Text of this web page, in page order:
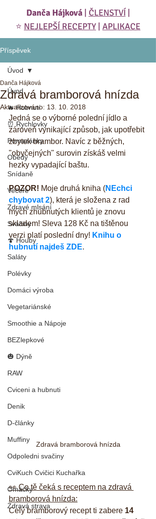
Danča Hájková| ČLENSTVÍ
⭐️ NEJLEPŠÍ RECEPTY APLIKACE
Příspěvek
Úvod
🔥 Hubnutí
⏰ Rychlovky
Pomazánky
Obědy
Snídaně
Večeře
Zdravé mlsání
Svačiny
🍄 Houby
Saláty
Polévky
Domáci výroba
Vegetariánské
Smoothie a Nápoje
BEZlepkové
🎃 Dýně
RAW
Cviceni a hubnuti
Denik
D-články
Muffiny
Odpoledni svačiny
CviKuch Cvičici Kuchařka
Omáčky
Zdravá strava
Úvod
Zdravá bramborová hnízda
Danča Hájková
Aktualizováno: 13. 10. 2018
Jedná se o výborné polední jídlo a
zároveň vynikající způsob, jak upotřebit
zbytek brambor. Navíc z běžných,
"obyčejných" surovin získáš velmi
hezky vypadající baštu.
POZOR! Moje druhá kniha (NEchci
chybovat 2), která je složena z rad
mých zhubnutých klientů je znovu
skladem! Sleva 128 Kč na tištěnou
verzi platí poslední dny! Knihu o
hubnutí najdeš ZDE.
Zdravá bramborová hnízda
👀 Co tě čeká s receptem na zdravá
bramborová hnízda:
Celý bramborový recept ti zabere 14